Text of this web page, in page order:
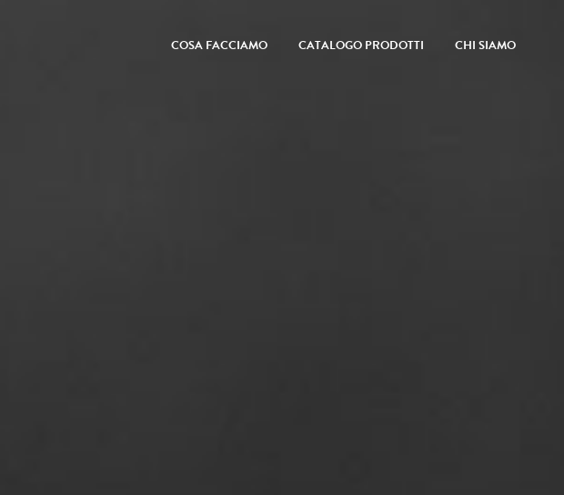
COSA FACCIAMO CATALOGO PRODOTTI CHI SIAMO